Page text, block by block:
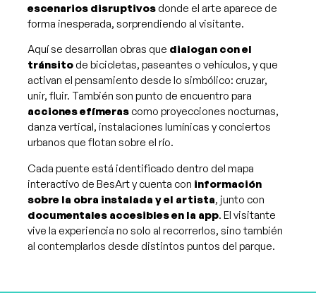
escenarios disruptivos donde el arte aparece de
forma inesperada, sorprendiendo al visitante.
Aquí se desarrollan obras que dialogan con el
tránsito de bicicletas, paseantes o vehículos, y que
activan el pensamiento desde lo simbólico: cruzar,
unir, fluir. También son punto de encuentro para
acciones efímeras como proyecciones nocturnas,
danza vertical, instalaciones lumínicas y conciertos
urbanos que flotan sobre el río.
Cada puente está identificado dentro del mapa
interactivo de BesArt y cuenta con información
sobre la obra instalada y el artista, junto con
documentales accesibles en la app. El visitante
vive la experiencia no solo al recorrerlos, sino también
al contemplarlos desde distintos puntos del parque.